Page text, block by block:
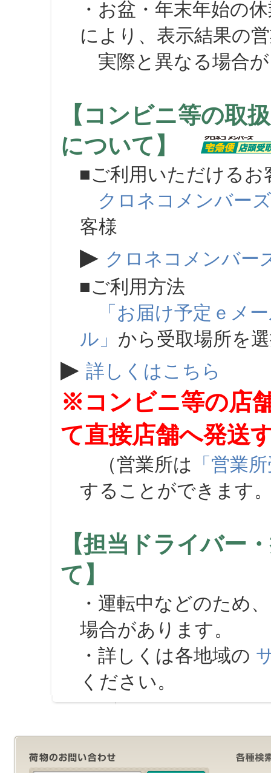
・お盆・年末年始の
により、表示結果の
実際と異なる場合が
【コンビニ等の取
について】
■ご利用いただけるお
クロネコメンバーズ
客様
▶ クロネコメンバー
■ご利用方法
「お届け予定ｅメ
ル」 から受取場所を
▶ 詳しくはこちら
※コンビニ等の店
て直接店舗へ発送
（営業所は 「営業
することができます
【担当ドライバー
て】
・運転中などのため
場合があります。
・詳しくは各地域の
ください。